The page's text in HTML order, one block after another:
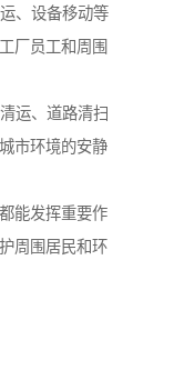
、设备移动等
厂员工和周围
运、道路清扫
市环境的安静
能发挥重要作
周围居民和环